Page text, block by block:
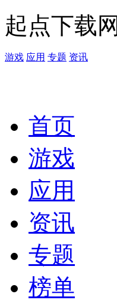
起点下载网
游戏 应用 专题 资讯
首页
游戏
应用
资讯
专题
榜单